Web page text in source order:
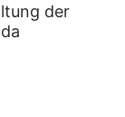
der